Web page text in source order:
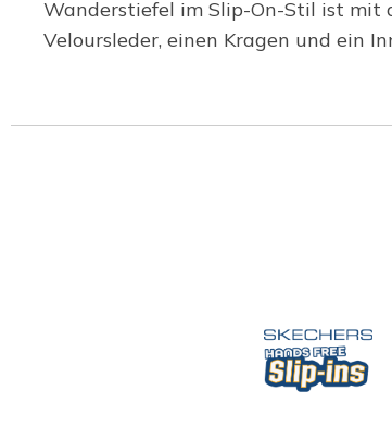
Wanderstiefel im Slip-On-Stil ist mit
Veloursleder, einen Kragen und ein